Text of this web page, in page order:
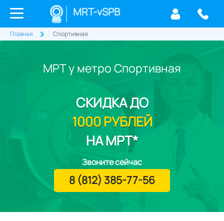
MRT-vSPB
Главная Спортивная
МРТ у метро Спортивная
СКИДКАДО
1000 РУБЛЕЙ
НА МРТ*
Звоните сейчас
8 (812) 385-77-56